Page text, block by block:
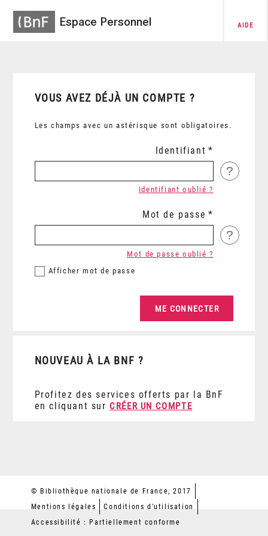
Espace Personnel AIDE
VOUS AVEZ DÉJÀ UN COMPTE ?
Les champs avec un astérisque sont obligatoires.
Identifiant
?
Identifiant oublié ?
Mot de passe
?
Afficher mot de passe
Mot de passe oublié ?
NOUVEAU À LA BNF ?
Profitez des services offerts par la BnF
en cliquant sur CRÉER UN COMPTE
© Bibliothèque nationale de France, 2017
Mentions légales
Conditions d'utilisation
Accessibilité : Partiellement conforme